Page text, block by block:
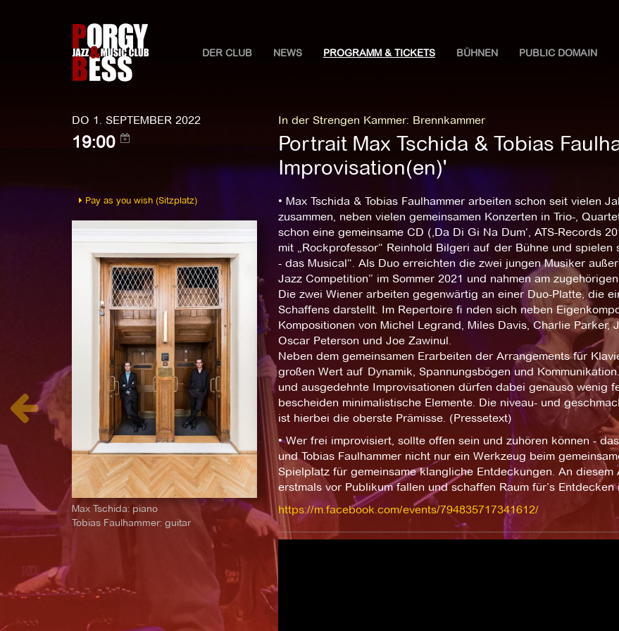
DER CLUB NEWS PROGRAMM & TICKETS BÜHNEN PUBLIC DOMAIN
DO 1. SEPTEMBER 2022
19:00
In der Strengen Kammer: Brennkammer
Portrait Max Tschida & Tobias
Improvisation(en)'
Pay as you wish (Sitzplatz)
Max Tschida: piano
Tobias Faulhammer: guitar
• Max Tschida & Tobias Faulhammer arbeiten schon seit vielen
zusammen, neben vielen gemeinsamen Konzerten in Trio-,
schon eine gemeinsame CD (‚Da Di Gi Na Dum‘, ATS-Records
mit „Rockprofessor“ Reinhold Bilgeri auf der Bühne und
- das Musical“. Als Duo erreichten die zwei jungen Musiker
Jazz Competition” im Sommer 2021 und nahmen am
Die zwei Wiener arbeiten gegenwärtig an einer Duo-Platte, die
Schaffens darstellt. Im Repertoire ﬁ nden sich neben
Kompositionen von Michel Legrand, Miles Davis, Charlie
Oscar Peterson und Joe Zawinul.
Neben dem gemeinsamen Erarbeiten der Arrangements für
großen Wert auf Dynamik, Spannungsbögen und
und ausgedehnte Improvisationen dürfen dabei genauso wenig
bescheiden minimalistische Elemente. Die niveau- und
ist hierbei die oberste Prämisse. (Pressetext)
• Wer frei improvisiert, sollte offen sein und zuhören können -
und Tobias Faulhammer nicht nur ein Werkzeug beim
Spielplatz für gemeinsame klangliche Entdeckungen. An
erstmals vor Publikum fallen und schaffen Raum für’s
https://m.facebook.com/events/794835717341612/